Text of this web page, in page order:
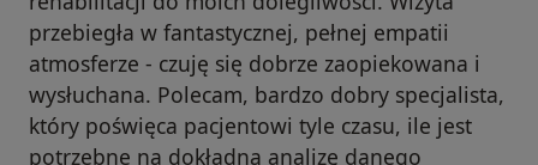
przebiegła w fantastycznej, pełnej empatii
atmosferze - czuję się dobrze zaopiekowana i
wysłuchana. Polecam, bardzo dobry specjalista,
który poświęca pacjentowi tyle czasu, ile jest
potrzebne na dokładną analizę danego